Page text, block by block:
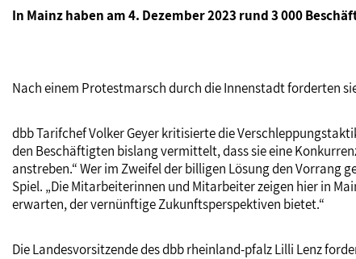
In Mainz haben am 4. Dezember 2023 rund 3 000
Nach einem Protestmarsch durch die Innenstadt forderten
dbb Tarifchef Volker Geyer kritisierte die
den Beschäftigten bislang vermittelt, dass sie eine
anstreben.“ Wer im Zweifel der billigen Lösung den Vorrang
Spiel. „Die Mitarbeiterinnen und Mitarbeiter zeigen hier in
erwarten, der vernünftige Zukunftsperspektiven bietet.“
Die Landesvorsitzende des dbb rheinland-pfalz Lilli Lenz